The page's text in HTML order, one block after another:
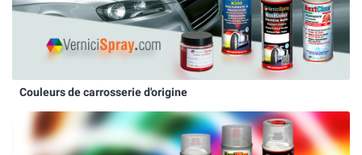
Couleurs de carrosserie d'origine